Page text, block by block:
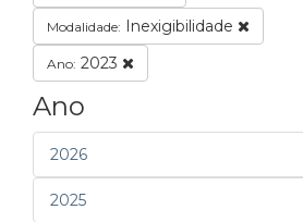
Modalidade: Inexigibilidade
Ano: 2023
Ano
2026
2025